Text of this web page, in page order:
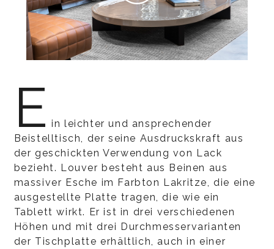
E in leichter und ansprechender
Beistelltisch, der seine Ausdruckskraft aus
der geschickten Verwendung von Lack
bezieht. Louver besteht aus Beinen aus
massiver Esche im Farbton Lakritze, die eine
ausgestellte Platte tragen, die wie ein
Tablett wirkt. Er ist in drei verschiedenen
Höhen und mit drei Durchmesservarianten
der Tischplatte erhältlich, auch in einer